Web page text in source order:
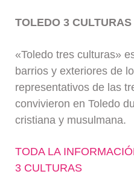
TOLEDO 3 CULTURAS
«Toledo tres culturas»
barrios y exteriores de
representativos de las
convivieron en Toledo
cristiana y musulmana.
TODA LA
3 CULTURAS